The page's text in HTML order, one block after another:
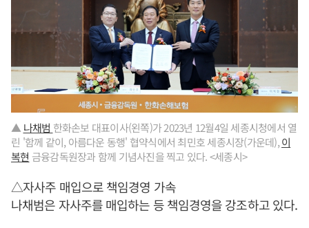
▲ 나채범 한화손보 대표이사(왼쪽)가 2023년 12월4일 세종시청에서 열
린 '함께 같이, 아름다운 동행' 협약식에서 최민호 세종시장(가운데),이
복현 금융감독원장과 함께 기념사진을 찍고 있다. <세종시>
△자사주 매입으로 책임경영 가속
나채범은 자사주를 매입하는 등 책임경영을 강조하고 있다.